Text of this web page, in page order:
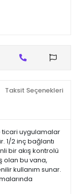
Taksit Seçenekleri
ticari uygulamalar
1/2 inç bağlantı
bir akış kontrolü
olan bu vana,
kullanım sunar.